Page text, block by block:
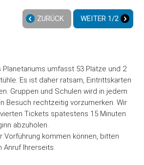
ZURÜCK WEITER 1/2
Planetariums umfasst 53 Plätze und 2
Es ist daher ratsam, Eintrittskarten
Gruppen und Schulen wird in jedem
Besuch rechtzeitig vorzumerken. Wir
Tickets spätestens 15 Minuten
abzuholen.
Vorführung kommen können, bitten
Anruf Ihrerseits.